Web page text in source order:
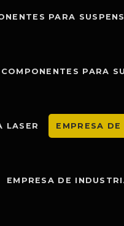
PARA
COMPONENTES PARA
LASER EMPRESA
EMPRESA DE